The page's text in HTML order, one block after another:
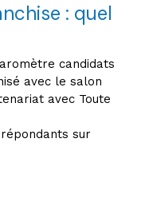
: quel
candidats
avec le salon
avec Toute
sur